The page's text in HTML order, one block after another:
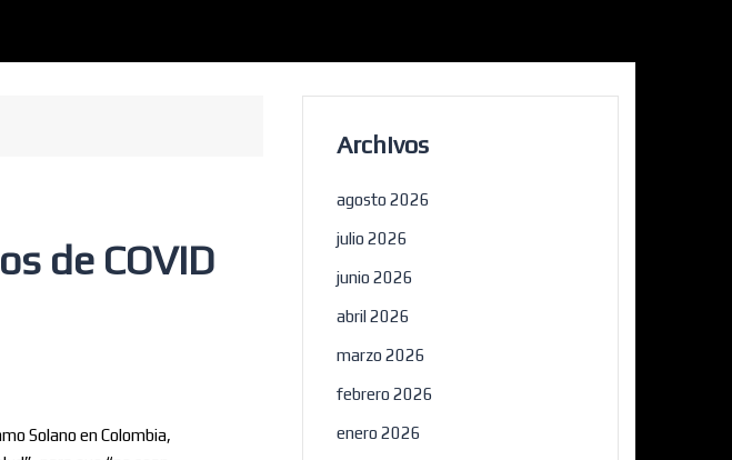
de COVID
Solano en Colombia,
Archivos
agosto 2026
julio 2026
junio 2026
abril 2026
marzo 2026
febrero 2026
enero 2026